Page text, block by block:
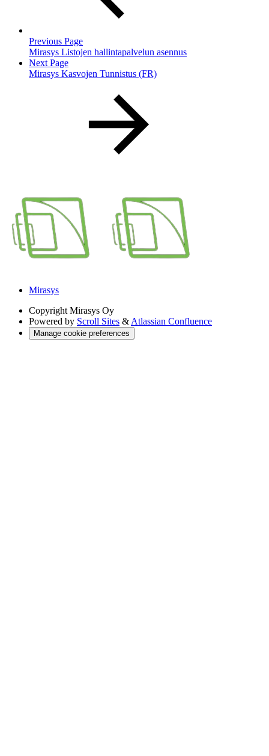
Previous Page
Mirasys Listojen hallintapalvelun asennus
Next Page
Mirasys Kasvojen Tunnistus (FR)
Mirasys
Copyright Mirasys Oy
Powered by Scroll Sites & Atlassian Confluence
Manage cookie preferences